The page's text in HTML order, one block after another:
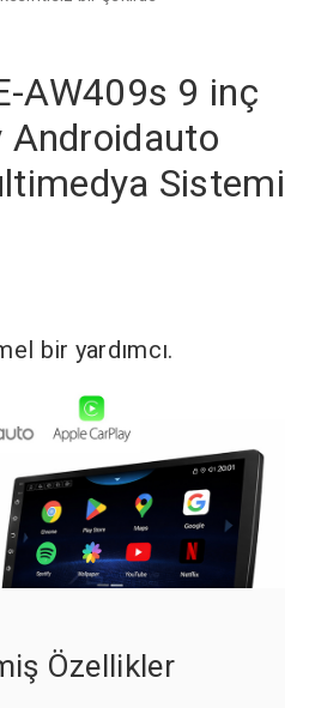
AW409s 9 inç
Androidauto
Sistemi
bir yardımcı.
Özellikler